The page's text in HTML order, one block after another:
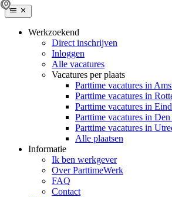
Werkzoekend
Direct inschrijven
Inloggen
Alle vacatures
Vacatures per plaats
Parttime vacatures in
Parttime vacatures in
Parttime vacatures in
Parttime vacatures in
Parttime vacatures in
Alle plaatsen
Informatie
Ik ben werkgever
Over ParttimeWerk
FAQ
Contact